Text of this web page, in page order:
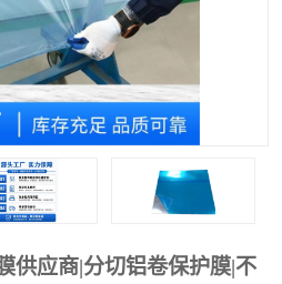
供应商|分切铝卷保护膜|不
彩钢板保护膜
两边上胶保护膜
铝板保护膜
一次性隔离膜